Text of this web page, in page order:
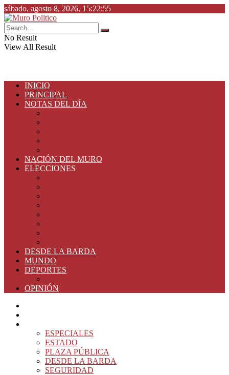
sábado, agosto 8, 2026, 15:22:55
No Result
View All Result
INICIO
PRINCIPAL
NOTAS DEL DÍA
NACIÓN DEL MURO
ELECCIONES
DESDE LA BARDA
MUNDO
DEPORTES
OPINIÓN
ESPECIALES
ESTADO
PLAZA PÚBLICA
DESDE LA BARDA
SEGURIDAD